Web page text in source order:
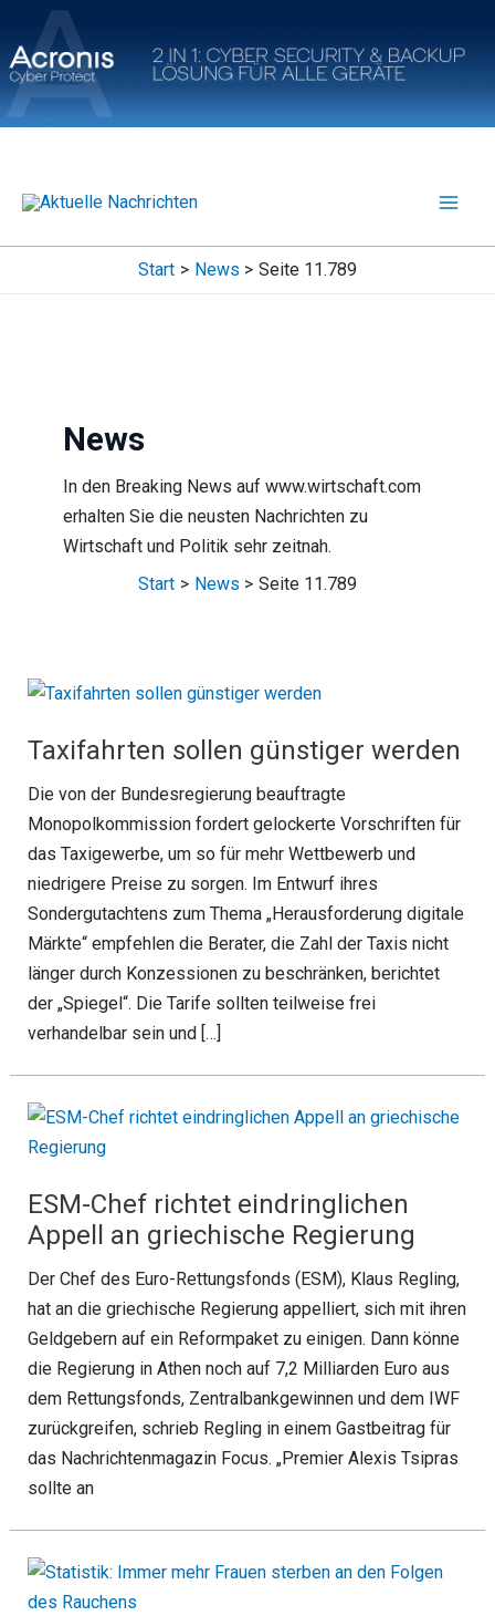
Inhalt
springen
Start News Seite 11.789
News
In den Breaking News auf www.wirtschaft.com
erhalten Sie die neusten Nachrichten zu
Wirtschaft und Politik sehr zeitnah.
Start
News Seite 11.789
Taxifahrten sollen günstiger werden
Die von der Bundesregierung beauftragte
Monopolkommission fordert gelockerte Vorschriften für
das Taxigewerbe, um so für mehr Wettbewerb und
niedrigere Preise zu sorgen. Im Entwurf ihres
Sondergutachtens zum Thema „Herausforderung digitale
Märkte“ empfehlen die Berater, die Zahl der Taxis nicht
länger durch Konzessionen zu beschränken, berichtet
der „Spiegel“. Die Tarife sollten teilweise frei
verhandelbar sein und […]
ESM-Chef richtet eindringlichen
Appell an griechische Regierung
Der Chef des Euro-Rettungsfonds (ESM), Klaus Regling,
hat an die griechische Regierung appelliert, sich mit ihren
Geldgebern auf ein Reformpaket zu einigen. Dann könne
die Regierung in Athen noch auf 7,2 Milliarden Euro aus
dem Rettungsfonds, Zentralbankgewinnen und dem IWF
zurückgreifen, schrieb Regling in einem Gastbeitrag für
das Nachrichtenmagazin Focus. „Premier Alexis Tsipras
sollte an